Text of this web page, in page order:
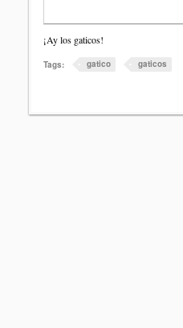
¡Ay los gaticos!
Tags: gatico gaticos